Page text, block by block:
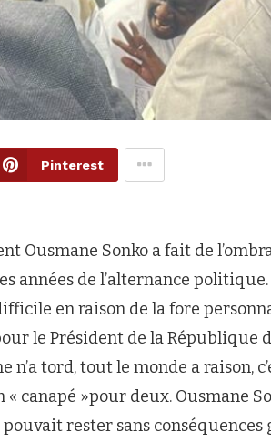
Pinterest
Ousmane Sonko a fait de
années de l’alternance politique.
en raison de la fore
le Président de la République
tord, tout le monde a raison,
canapé »pour deux. Ousmane
rester sans conséquences